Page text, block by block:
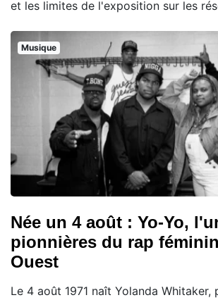
et les limites de l'exposition sur les
Musique
Née un 4 août : Yo-Yo,
pionnières du rap
Ouest
Le 4 août 1971 naît Yolanda Whitaker,